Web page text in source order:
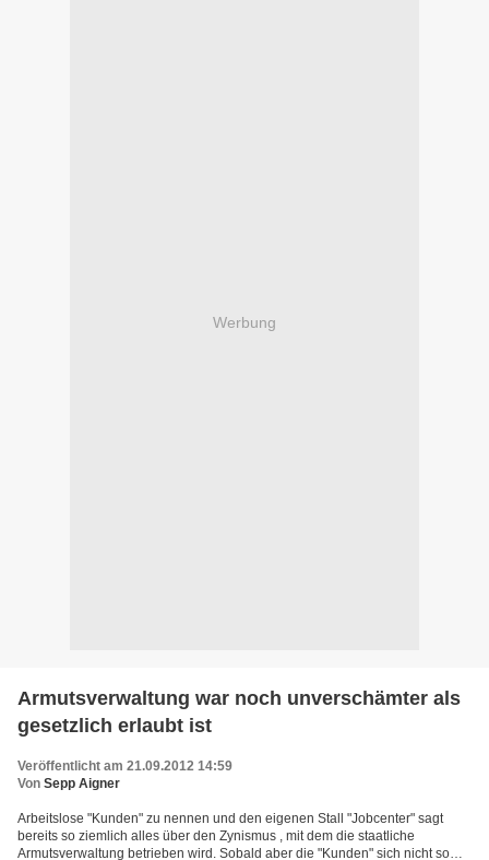
Werbung
Armutsverwaltung war noch unverschämter als
gesetzlich erlaubt ist
Veröffentlicht am 21.09.2012 14:59
Von Sepp Aigner
Arbeitslose "Kunden" zu nennen und den eigenen Stall "Jobcenter" sagt
bereits so ziemlich alles über den Zynismus , mit dem die staatliche
Armutsverwaltung betrieben wird. Sobald aber die "Kunden" sich nicht so